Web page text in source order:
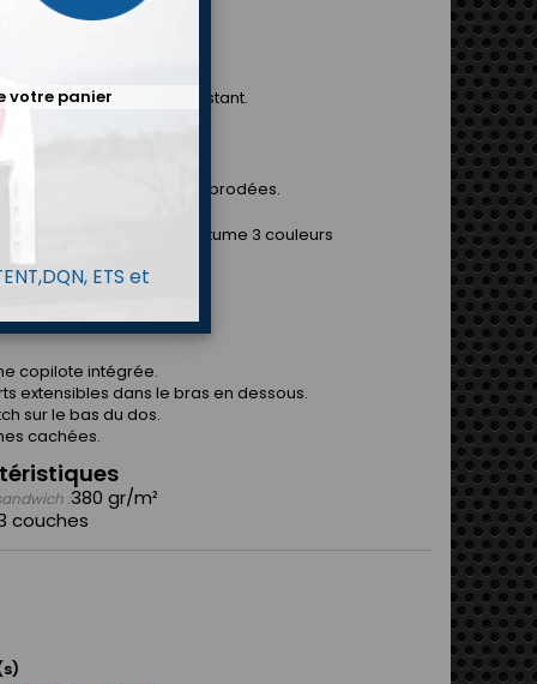
EST NÉE
en tissu aramide très résistant.
design à la mode.
conception d'épaulettes brodées.
de couleurs dans un costume 3 couleurs
copilote intégrée.
extensibles dans le bras en dessous.
sur le bas du dos.
cachées.
:380 gr/m²
couches
votre panier
ETS et